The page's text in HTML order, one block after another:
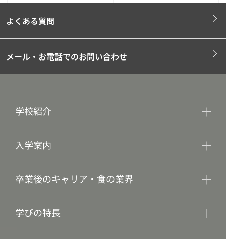
よくある質問
メール・お電話でのお問い合わせ
学校紹介
入学案内
卒業後のキャリア・食の業界
学びの特長